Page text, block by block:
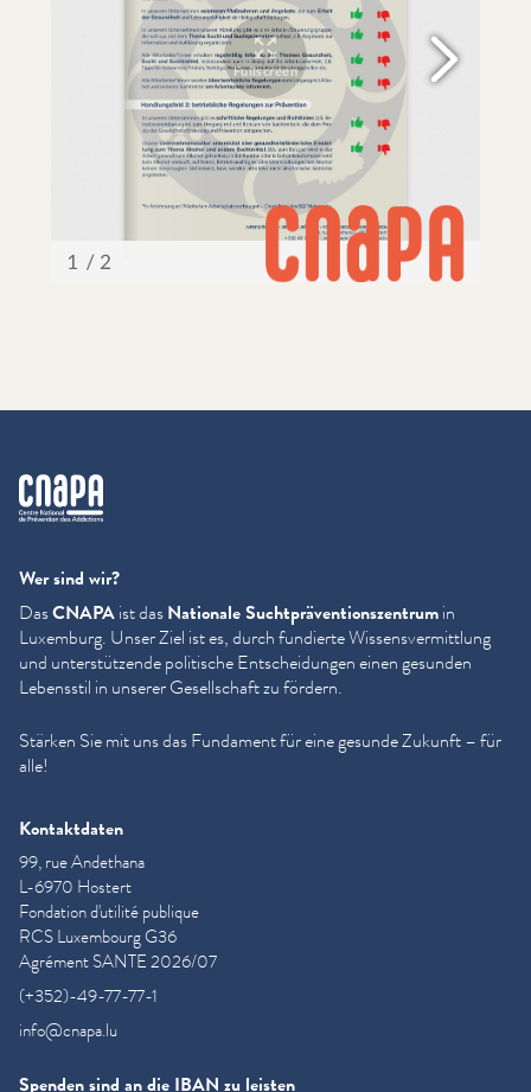
cnapa
Wer sind wir?
DasCNAPAist dasNationale Sucht­präven­tion­szen­trumin
Luxemburg. Unser Ziel ist es, durch fundierte Wis­sensver­mit­tlung
und unter­stützende politische Entschei­dun­gen einen gesunden
Lebensstil in unserer Gesellschaft zu fördern.
Stärken Sie mit uns das Fundament für eine gesunde Zukunft – für
alle!
Kontaktdaten
99, rue Andethana
L-6970 Hostert
Fondation d'utilité publique
RCS Luxembourg G36
Agrément SANTE 2026/07
(+352)-49-77-77-1
info@cnapa.lu
Spenden sind an die IBAN zu leisten